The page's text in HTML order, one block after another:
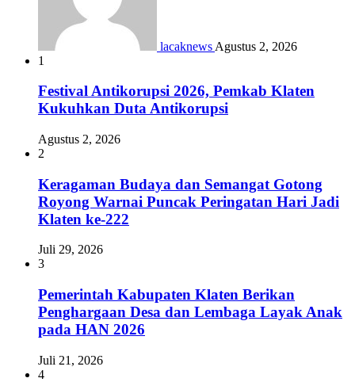
lacaknews Agustus 2, 2026
1
Festival Antikorupsi 2026, Pemkab Klaten
Kukuhkan Duta Antikorupsi
Agustus 2, 2026
2
Keragaman Budaya dan Semangat Gotong
Royong Warnai Puncak Peringatan Hari Jadi
Klaten ke-222
Juli 29, 2026
3
Pemerintah Kabupaten Klaten Berikan
Penghargaan Desa dan Lembaga Layak Anak
pada HAN 2026
Juli 21, 2026
4